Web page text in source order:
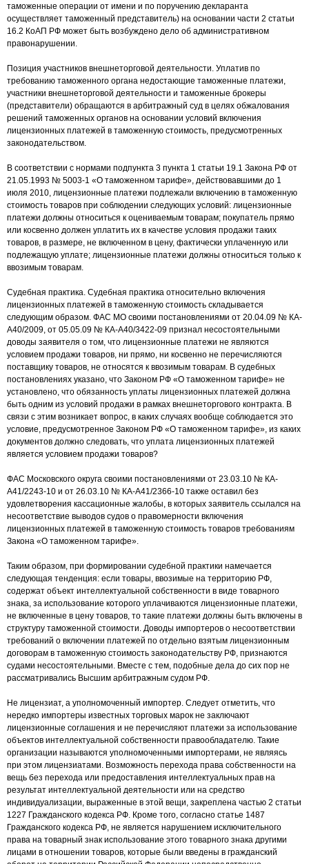
таможенные операции от имени и по поручению декларанта
осуществляет таможенный представитель) на основании части 2 статьи
16.2 КоАП РФ может быть возбуждено дело об административном
правонарушении.
Позиция участников внешнеторговой деятельности. Уплатив по
требованию таможенного органа недостающие таможенные платежи,
участники внешнеторговой деятельности и таможенные брокеры
(представители) обращаются в арбитражный суд в целях обжалования
решений таможенных органов на основании условий включения
лицензионных платежей в таможенную стоимость, предусмотренных
законодательством.
В соответствии с нормами подпункта 3 пункта 1 статьи 19.1 Закона РФ от
21.05.1993 № 5003-1 «О таможенном тарифе», действовавшими до 1
июля 2010, лицензионные платежи подлежали включению в таможенную
стоимость товаров при соблюдении следующих условий: лицензионные
платежи должны относиться к оцениваемым товарам; покупатель прямо
или косвенно должен уплатить их в качестве условия продажи таких
товаров, в размере, не включенном в цену, фактически уплаченную или
подлежащую уплате; лицензионные платежи должны относиться только к
ввозимым товарам.
Судебная практика. Судебная практика относительно включения
лицензионных платежей в таможенную стоимость складывается
следующим образом. ФАС МО своими постановлениями от 20.04.09 № КА-
А40/2009, от 05.05.09 № КА-А40/3422-09 признал несостоятельными
доводы заявителя о том, что лицензионные платежи не являются
условием продажи товаров, ни прямо, ни косвенно не перечисляются
поставщику товаров, не относятся к ввозимым товарам. В судебных
постановлениях указано, что Законом РФ «О таможенном тарифе» не
установлено, что обязанность уплаты лицензионных платежей должна
быть одним из условий продажи в рамках внешнеторгового контракта. В
связи с этим возникает вопрос, в каких случаях вообще соблюдается это
условие, предусмотренное Законом РФ «О таможенном тарифе», из каких
документов должно следовать, что уплата лицензионных платежей
является условием продажи товаров?
ФАС Московского округа своими постановлениями от 23.03.10 № КА-
А41/2243-10 и от 26.03.10 № КА-А41/2366-10 также оставил без
удовлетворения кассационные жалобы, в которых заявитель ссылался на
несоответствие выводов судов о правомерности включения
лицензионных платежей в таможенную стоимость товаров требованиям
Закона «О таможенном тарифе».
Таким образом, при формировании судебной практики намечается
следующая тенденция: если товары, ввозимые на территорию РФ,
содержат объект интеллектуальной собственности в виде товарного
знака, за использование которого уплачиваются лицензионные платежи,
не включенные в цену товаров, то такие платежи должны быть включены в
структуру таможенной стоимости. Доводы импортеров о несоответствии
требований о включении платежей по отдельно взятым лицензионным
договорам в таможенную стоимость законодательству РФ, признаются
судами несостоятельными. Вместе с тем, подобные дела до сих пор не
рассматривались Высшим арбитражным судом РФ.
Не лицензиат, а уполномоченный импортер. Следует отметить, что
нередко импортеры известных торговых марок не заключают
лицензионные соглашения и не перечисляют платежи за использование
объектов интеллектуальной собственности правообладателю. Такие
организации называются уполномоченными импортерами, не являясь
при этом лицензиатами. Возможность перехода права собственности на
вещь без перехода или предоставления интеллектуальных прав на
результат интеллектуальной деятельности или на средство
индивидуализации, выраженные в этой вещи, закреплена частью 2 статьи
1227 Гражданского кодекса РФ. Кроме того, согласно статье 1487
Гражданского кодекса РФ, не является нарушением исключительного
права на товарный знак использование этого товарного знака другими
лицами в отношении товаров, которые были введены в гражданский